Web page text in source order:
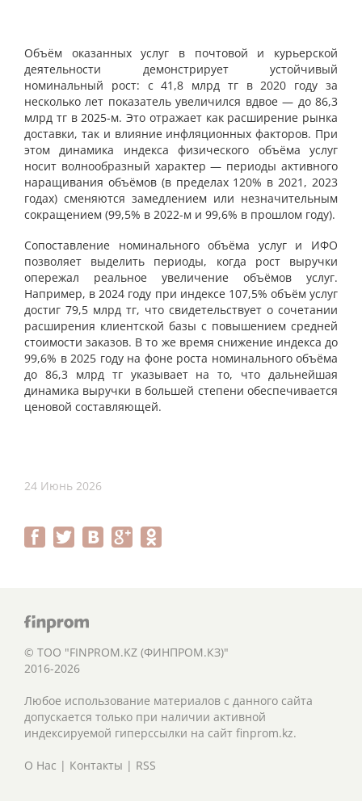
Объём оказанных услуг в почтовой и курьерской
деятельности демонстрирует устойчивый
номинальный рост: с 41,8 млрд тг в 2020 году за
несколько лет показатель увеличился вдвое — до 86,3
млрд тг в 2025-м. Это отражает как расширение рынка
доставки, так и влияние инфляционных факторов. При
этом динамика индекса физического объёма услуг
носит волнообразный характер — периоды активного
наращивания объёмов (в пределах 120% в 2021, 2023
годах) сменяются замедлением или незначительным
сокращением (99,5% в 2022-м и 99,6% в прошлом году).
Сопоставление номинального объёма услуг и ИФО
позволяет выделить периоды, когда рост выручки
опережал реальное увеличение объёмов услуг.
Например, в 2024 году при индексе 107,5% объём услуг
достиг 79,5 млрд тг, что свидетельствует о сочетании
расширения клиентской базы с повышением средней
стоимости заказов. В то же время снижение индекса до
99,6% в 2025 году на фоне роста номинального объёма
до 86,3 млрд тг указывает на то, что дальнейшая
динамика выручки в большей степени обеспечивается
ценовой составляющей.
24 Июнь 2026
© ТОО "FINPROM.KZ (ФИНПРОМ.КЗ)"
2016-2026
Любое использование материалов с данного сайта
допускается только при наличии активной
индексируемой гиперссылки на сайт finprom.kz.
О Нас | Контакты | RSS